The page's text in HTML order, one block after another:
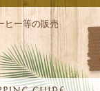
ヒー等の販売